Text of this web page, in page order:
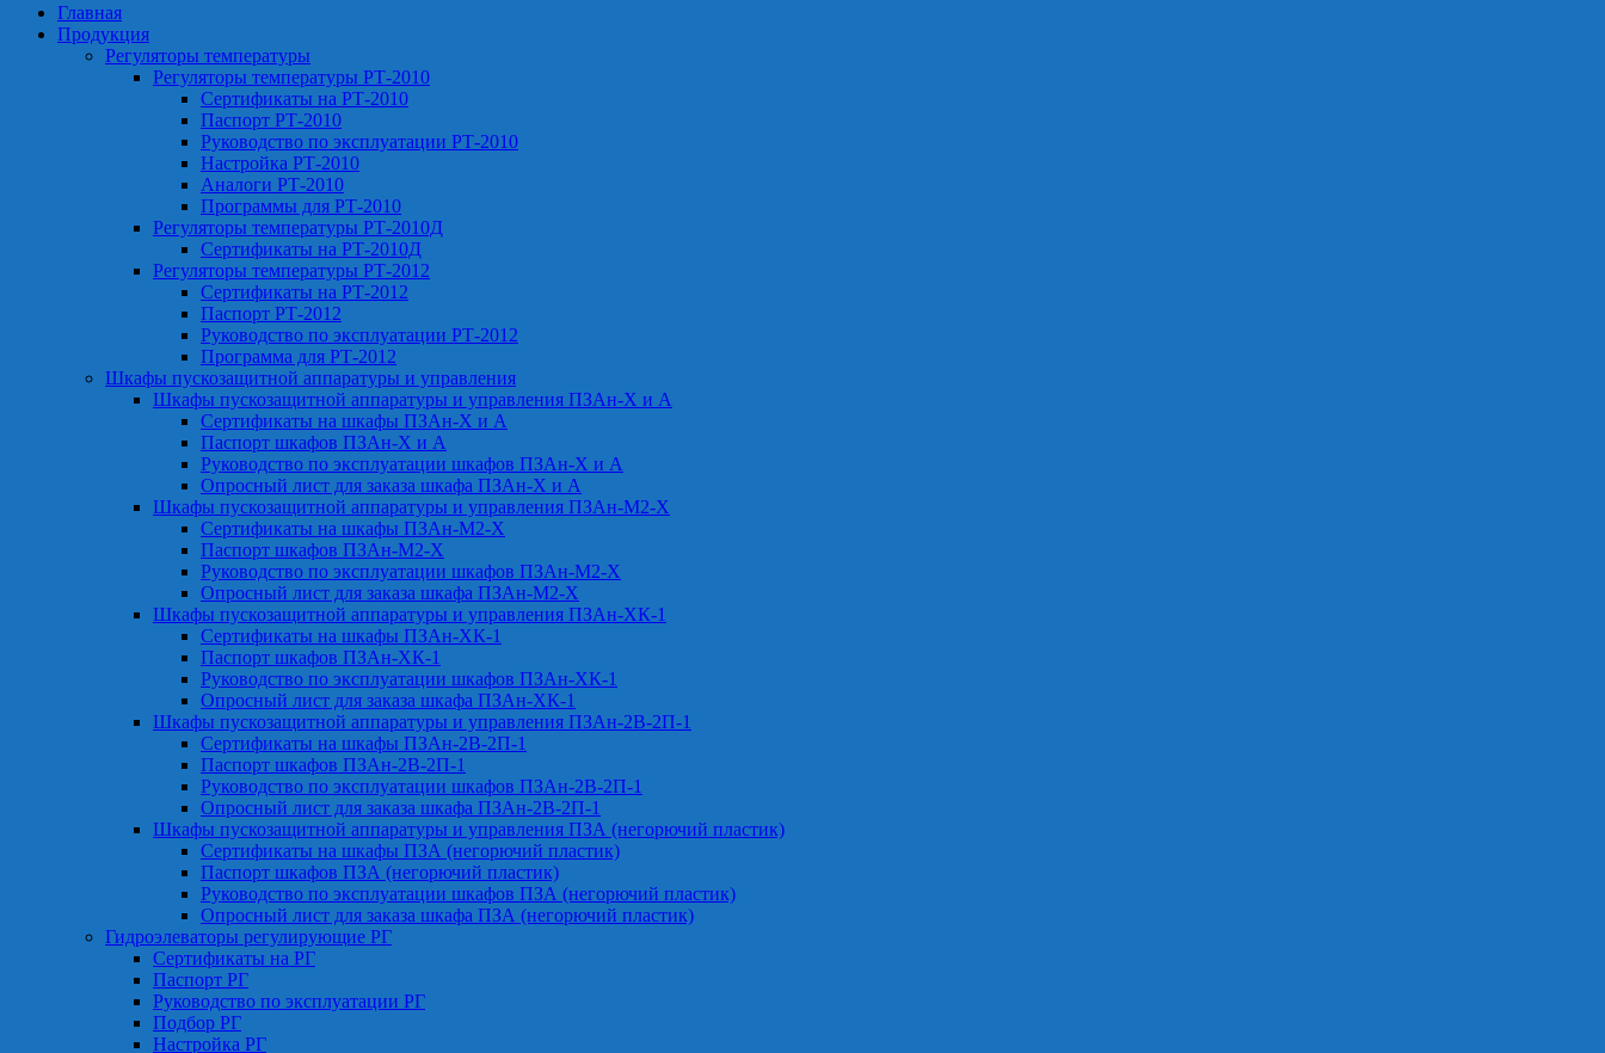
Главная
Продукция
Регуляторы температуры
Регуляторы температуры РТ-2010
Сертификаты на РТ-2010
Паспорт РТ-2010
Руководство по эксплуатации РТ-2010
Настройка РТ-2010
Аналоги РТ-2010
Программы для РТ-2010
Регуляторы температуры РТ-2010Д
Сертификаты на РТ-2010Д
Регуляторы температуры РТ-2012
Сертификаты на РТ-2012
Паспорт РТ-2012
Руководство по эксплуатации РТ-2012
Программа для РТ-2012
Шкафы пускозащитной аппаратуры и управления
Шкафы пускозащитной аппаратуры и управления ПЗАн-Х и А
Сертификаты на шкафы ПЗАн-Х и А
Паспорт шкафов ПЗАн-Х и А
Руководство по эксплуатации шкафов ПЗАн-Х и А
Опросный лист для заказа шкафа ПЗАн-Х и А
Шкафы пускозащитной аппаратуры и управления ПЗАн-М2-Х
Сертификаты на шкафы ПЗАн-М2-Х
Паспорт шкафов ПЗАн-М2-Х
Руководство по эксплуатации шкафов ПЗАн-М2-Х
Опросный лист для заказа шкафа ПЗАн-М2-Х
Шкафы пускозащитной аппаратуры и управления ПЗАн-ХК-1
Сертификаты на шкафы ПЗАн-ХК-1
Паспорт шкафов ПЗАн-ХК-1
Руководство по эксплуатации шкафов ПЗАн-ХК-1
Опросный лист для заказа шкафа ПЗАн-ХК-1
Шкафы пускозащитной аппаратуры и управления ПЗАн-2В-2П-1
Сертификаты на шкафы ПЗАн-2В-2П-1
Паспорт шкафов ПЗАн-2В-2П-1
Руководство по эксплуатации шкафов ПЗАн-2В-2П-1
Опросный лист для заказа шкафа ПЗАн-2В-2П-1
Шкафы пускозащитной аппаратуры и управления ПЗА (негорючий пластик)
Сертификаты на шкафы ПЗА (негорючий пластик)
Паспорт шкафов ПЗА (негорючий пластик)
Руководство по эксплуатации шкафов ПЗА (негорючий пластик)
Опросный лист для заказа шкафа ПЗА (негорючий пластик)
Гидроэлеваторы регулирующие РГ
Сертификаты на РГ
Паспорт РГ
Руководство по эксплуатации РГ
Подбор РГ
Настройка РГ